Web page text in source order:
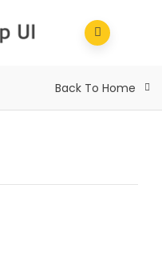
Back To Home